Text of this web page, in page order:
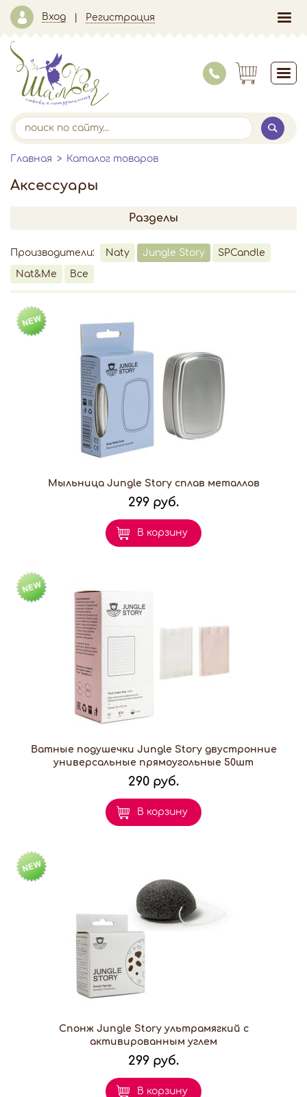
Вход Регистрация
Главная Каталог товаров
Аксессуары
Разделы
Производители: Naty Jungle Story SPCandle
Nat&Me Все
Мыльница Jungle Story сплав металлов
299 руб.
В корзину
Ватные подушечки Jungle Story двустронние
универсальные прямоугольные 50шт
290 руб.
В корзину
Спонж Jungle Story ультрамягкий с
активированным углем
299 руб.
В корзину